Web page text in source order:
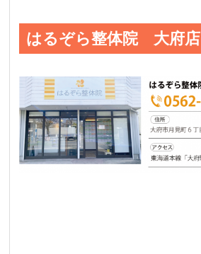
はるぞら整体院 大府店